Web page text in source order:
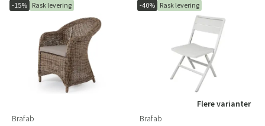
-15% Rask levering
Brafab
-40% Rask levering
Flere varianter
Brafab